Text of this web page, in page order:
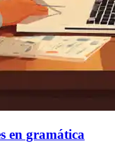
en gramática